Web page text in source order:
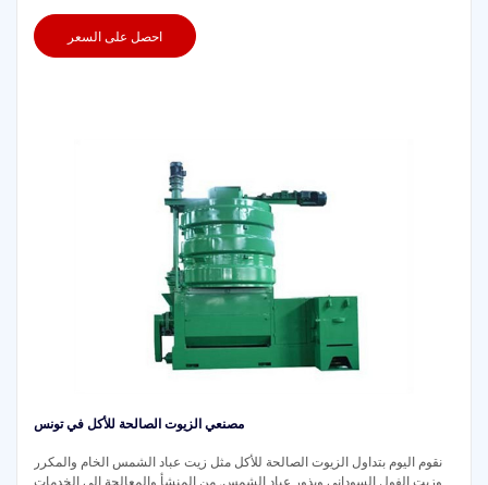
احصل على السعر
مصنعي الزيوت الصالحة للأكل في تونس
نقوم اليوم بتداول الزيوت الصالحة للأكل مثل زيت عباد الشمس الخام والمكرر
وزيت الفول السوداني وبذور عباد الشمس. من المنشأ والمعالجة إلى الخدمات